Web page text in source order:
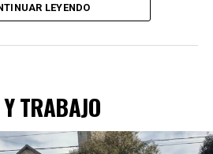
LEYENDO
TRABAJO